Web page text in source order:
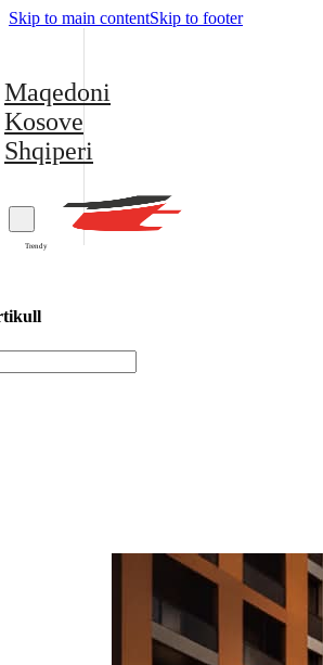
Skip to main contentSkip to footer
Maqedoni
Kosove
Shqiperi
Trendy